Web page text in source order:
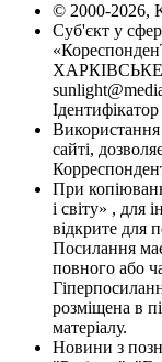
© 2000-2026,
Суб'єкт у
ХАРКІВСЬКЕ
Використання
сайті,
При
і світу» , для
відкрите для
Посилання
повного або
розміщена в
матеріалу.
Новини з